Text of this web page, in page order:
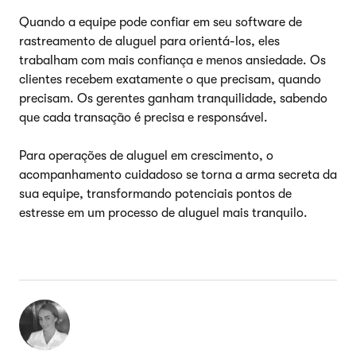
Quando a equipe pode confiar em seu software de
rastreamento de aluguel para orientá-los, eles
trabalham com mais confiança e menos ansiedade. Os
clientes recebem exatamente o que precisam, quando
precisam. Os gerentes ganham tranquilidade, sabendo
que cada transação é precisa e responsável.
Para operações de aluguel em crescimento, o
acompanhamento cuidadoso se torna a arma secreta da
sua equipe, transformando potenciais pontos de
estresse em um processo de aluguel mais tranquilo.